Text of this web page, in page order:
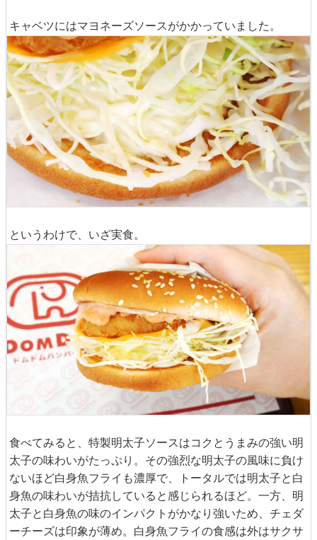
キャベツにはマヨネーズソースがかかっていました。
というわけで、いざ実食。
食べてみると、特製明太子ソースはコクとうまみの強い明
太子の味わいがたっぷり。その強烈な明太子の風味に負け
ないほど白身魚フライも濃厚で、トータルでは明太子と白
身魚の味わいが拮抗していると感じられるほど。一方、明
太子と白身魚の味のインパクトがかなり強いため、チェダ
ーチーズは印象が薄め。白身魚フライの食感は外はサクサ